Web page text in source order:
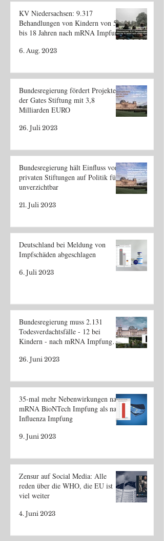
KV Niedersachsen: 9.317
Behandlungen von Kindern von 5
bis 18 Jahren nach mRNA Impfung
6. Aug. 2023
Bundesregierung fördert Projekte
der Gates Stiftung mit 3,8
Milliarden EURO
26. Juli 2023
Bundesregierung hält Einfluss von
privaten Stiftungen auf Politik für
unverzichtbar
21. Juli 2023
Deutschland bei Meldung von
Impfschäden abgeschlagen
6. Juli 2023
Bundesregierung muss 2.131
Todesverdachtsfälle - 12 bei
Kindern - nach mRNA Impfung
26. Juni 2023
35-mal mehr Nebenwirkungen nach
mRNA BioNTech Impfung als nach
Influenza Impfung
9. Juni 2023
Zensur auf Social Media: Alle
reden über die WHO, die EU ist
viel weiter
4. Juni 2023